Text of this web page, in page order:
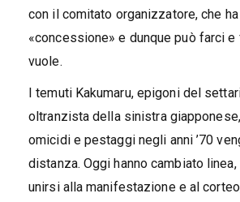
con il comitato organizzatore, che
«concessione» e dunque può farci e
vuole.
I temuti Kakumaru, epigoni del
oltranzista della sinistra
omicidi e pestaggi negli anni ’70
distanza. Oggi hanno cambiato
unirsi alla manifestazione e al